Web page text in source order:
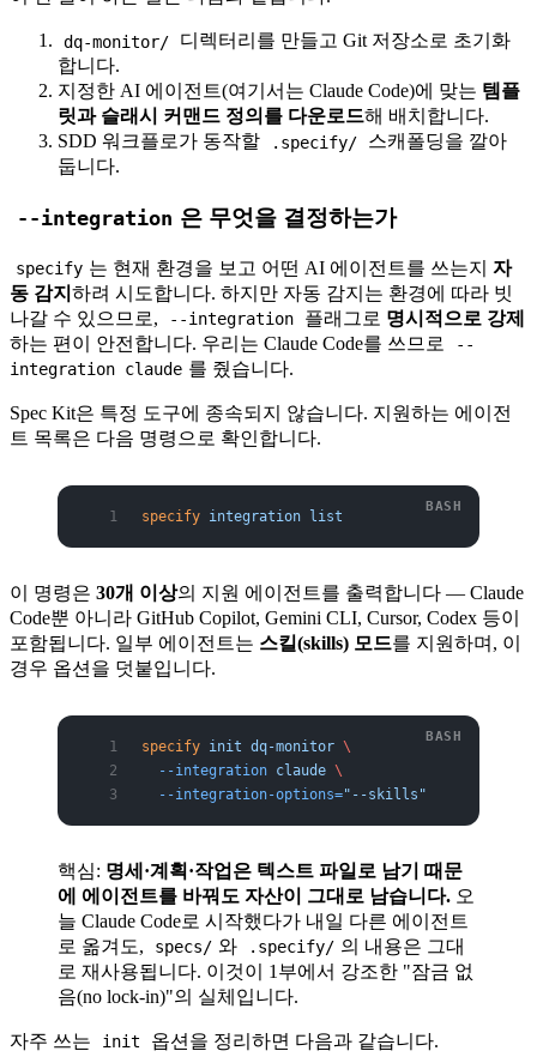
dq-monitor/
디렉터리를 만들고 Git 저장소로 초기화
합니다.
지정한 AI 에이전트(여기서는 Claude Code)에 맞는 템플
릿과 슬래시 커맨드 정의를 다운로드해 배치합니다.
SDD 워크플로가 동작할
.specify/
스캐폴딩을 깔아
둡니다.
--integration 은 무엇을 결정하는가
specify 는 현재 환경을 보고 어떤 AI 에이전트를 쓰는지자
동 감지 하려 시도합니다. 하지만 자동 감지는 환경에 따라 빗
나갈 수 있으므로,
--integration 플래그로 명시적으로 강제
하는 편이 안전합니다. 우리는 Claude Code를 쓰므로
--
integration claude 를 줬습니다.
Spec Kit은 특정 도구에 종속되지 않습니다. 지원하는 에이전
트 목록은 다음 명령으로 확인합니다.
specify integration list
이 명령은 30개 이상의 지원 에이전트를 출력합니다 — Claude
Code뿐 아니라 GitHub Copilot, Gemini CLI, Cursor, Codex 등이
포함됩니다. 일부 에이전트는 스킬(skills) 모드를 지원하며, 이
경우 옵션을 덧붙입니다.
specify init dq-monitor \
  --integration
claude \
  --integration-options=
"--skills"
핵심: 명세·계획·작업은 텍스트 파일로 남기 때문
에 에이전트를 바꿔도 자산이 그대로 남습니다. 오
늘 Claude Code로 시작했다가 내일 다른 에이전트
로 옮겨도,
specs/ 와 .specify/ 의 내용은 그대
로 재사용됩니다. 이것이 1부에서 강조한 "잠금 없
음(no lock-in)"의 실체입니다.
자주 쓰는 init 옵션을 정리하면 다음과 같습니다.